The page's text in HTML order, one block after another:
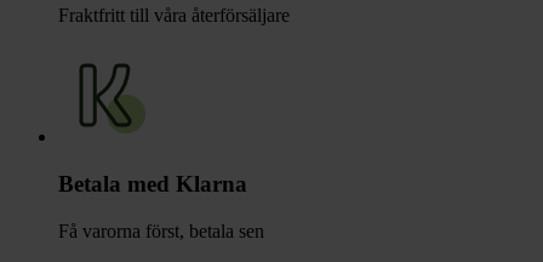
Fraktfritt till våra återförsäljare
Betala med Klarna
Få varorna först, betala sen